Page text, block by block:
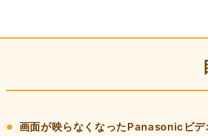
画面が映らなくなったPanasonicビ